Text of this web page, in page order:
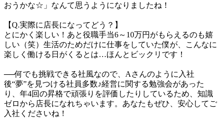
おうかな☆」なんて思うようになりましたね！
【Q.実際に店長になってどう？】
とにかく楽しい！あと役職手当6～10万円がもらえるのも嬉
しい（笑）生活のためだけに仕事をしていた僕が、こんなに
楽しく働ける日がくるとは…ほんとビックリです！
──何でも挑戦できる社風なので、Aさんのように入社
後“夢”を見つける社員多数♪経営に関する勉強会があった
り、年4回の昇格で頑張りを評価したりしているため、知識
ゼロから店長になれちゃいます。あなたもぜひ、安心してご
入社くださいね！